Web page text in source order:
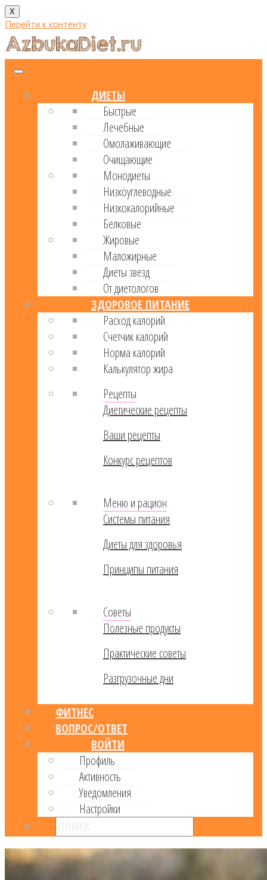
X
Перейти к контенту
ДИЕТЫ
Быстрые
Лечебные
Омолаживающие
Очищающие
Монодиеты
Низкоуглеводные
Низкокалорийные
Белковые
Жировые
Маложирные
Диеты звезд
От диетологов
ЗДОРОВОЕ ПИТАНИЕ
Расход калорий
Cчетчик калорий
Норма калорий
Калькулятор жира
Рецепты
Диетические рецепты
Ваши рецепты
Конкурс рецептов
Меню и рацион
Системы питания
Диеты для здоровья
Принципы питания
Советы
Полезные продукты
Практические советы
Разгрузочные дни
ФИТНЕС
ВОПРОС/ОТВЕТ
ВОЙТИ
Профиль
Активность
Уведомления
Настройки